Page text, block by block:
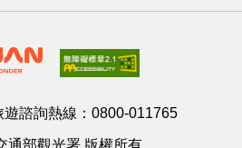
諮詢熱線： 0800-011765
通部觀光署 版權所有